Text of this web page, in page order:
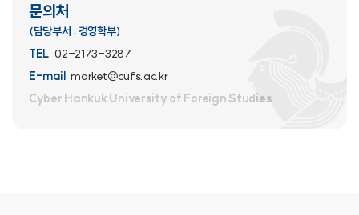
문의처
(담당부서 : 경영학부)
TEL 02-2173-3287
E-mail market@cufs.ac.kr
Cyber Hankuk University of Foreign Studies